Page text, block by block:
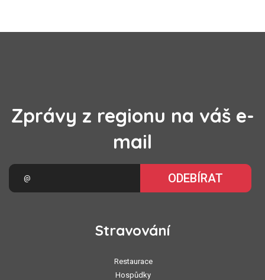
Zprávy z regionu na váš e-
mail
ODEBÍRAT
Stravování
Restaurace
Hospůdky